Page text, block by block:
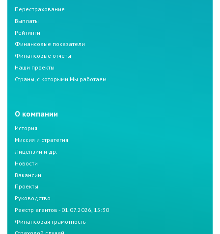
Перестрахование
Выплаты
Рейтинги
Финансовые показатели
Финансовые отчеты
Наши проекты
Страны, с которыми Мы работаем
О компании
История
Миссия и стратегия
Лицензии и др.
Новости
Вакансии
Проекты
Руководство
Реестр агентов - 01.07.2026, 15:30
Финансовая грамотность